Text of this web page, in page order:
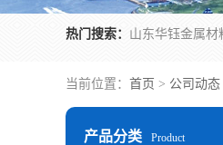
热门搜索：
当前位置： 首页 > 公司动态
产品分类 Product